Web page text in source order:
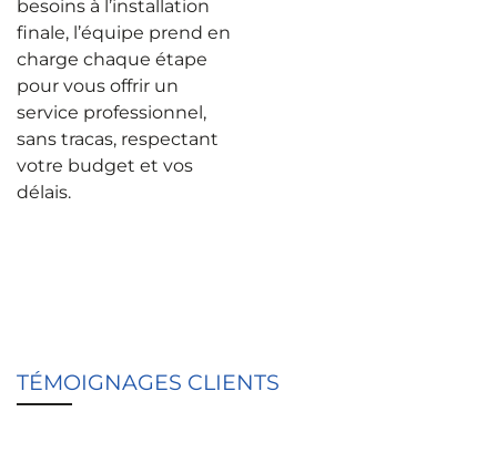
besoins à l’installation
finale, l’équipe prend en
charge chaque étape
pour vous offrir un
service professionnel,
sans tracas, respectant
votre budget et vos
délais.
TÉMOIGNAGES CLIENTS